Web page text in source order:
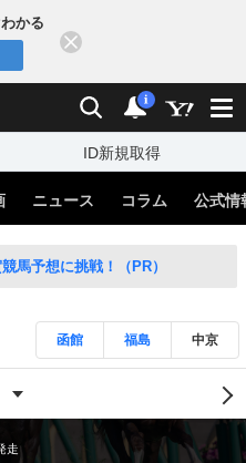
かる
検索 通知
i
ID新規取得
ニュース コラム 公式情
馬予想に挑戦！（PR）
函館 福島 中京
走